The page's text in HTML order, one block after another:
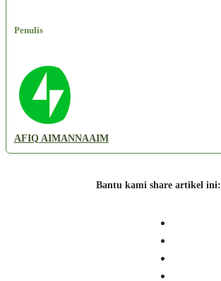
Penulis
AFIQ AIMANNAAIM
Bantu kami share artikel ini: